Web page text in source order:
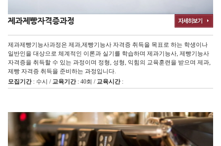
제과제빵자격증과정
제과제빵기능사과정은 제과,제빵기능사 자격증 취득을 목표로 하는 학생이나
일반인을 대상으로 체계적인 이론과 실기를 학습하며 제과기능사, 제빵기능사
자격증을 취득할 수 있는 과정이며 정형, 성형, 익힘의 교육훈련을 받으며 제과,
제빵 자격증 취득을 준비하는 과정입니다.
모집기간: 수시 / 교육기간: 40회 / 교육시간: